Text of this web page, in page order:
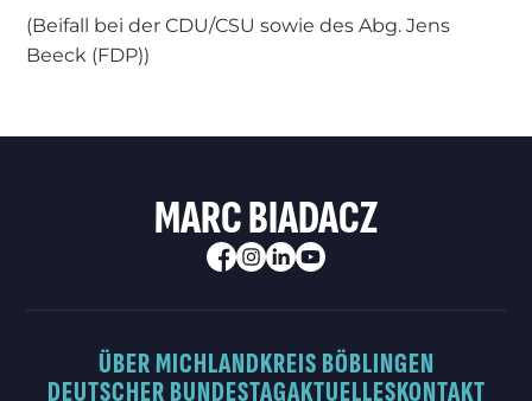
(Beifall bei der CDU/CSU sowie des Abg. Jens
Beeck (FDP))
MARC BIADACZ
ÜBER MICHLANDKREIS BÖBLINGEN
DEUTSCHER BUNDESTAGAKTUELLESKONTAKT